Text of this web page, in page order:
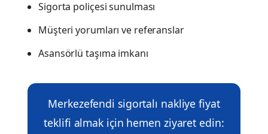
Sigorta poliçesi sunulması
Müşteri yorumları ve referanslar
Asansörlü taşıma imkanı
Merkezefendi sigortalı nakliye fiyat
teklifi almak için hemen ziyaret edin: